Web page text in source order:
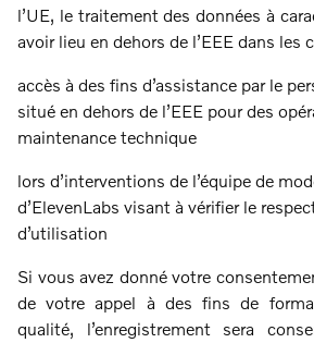
l’UE, le traitement des données à
avoir lieu en dehors de l’EEE dans les
accès à des fins d’assistance par le
situé en dehors de l’EEE pour des
maintenance technique
lors d’interventions de l’équipe de
d’ElevenLabs visant à vérifier le
d’utilisation
Si vous avez donné votre
de votre appel à des fins de
qualité, l’enregistrement sera